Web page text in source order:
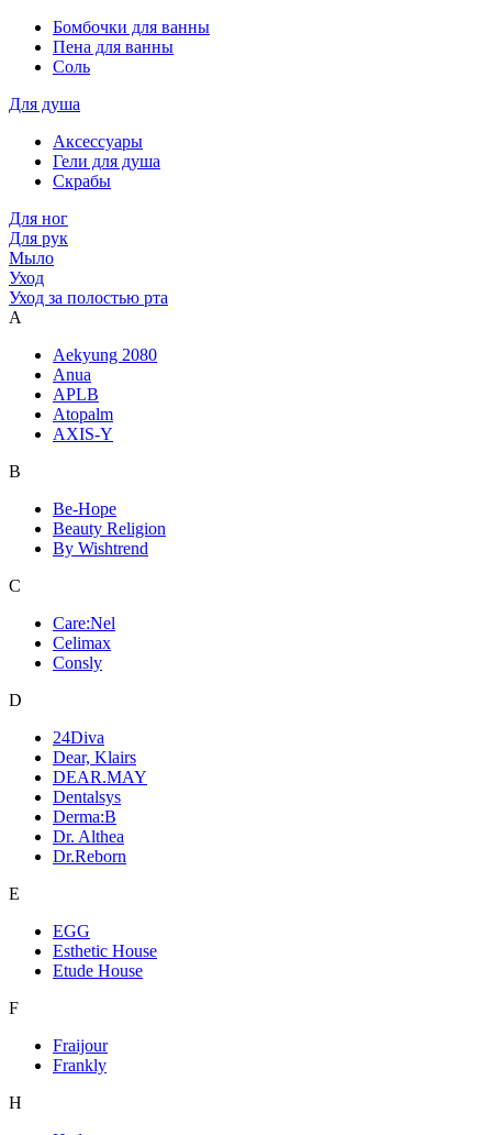
Бомбочки для ванны
Пена для ванны
Соль
Для душа
Аксессуары
Гели для душа
Скрабы
Для ног
Для рук
Мыло
Уход
Уход за полостью рта
A
Aekyung 2080
Anua
APLB
Atopalm
AXIS-Y
B
Be-Hope
Beauty Religion
By Wishtrend
C
Care:Nel
Celimax
Consly
D
24Diva
Dear, Klairs
DEAR.MAY
Dentalsys
Derma:B
Dr. Althea
Dr.Reborn
E
EGG
Esthetic House
Etude House
F
Fraijour
Frankly
H